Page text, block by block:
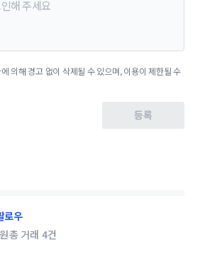
의해 경고 없이 삭제될 수 있으며, 이용이 제한될 수
등록
로우
총 거래 4건